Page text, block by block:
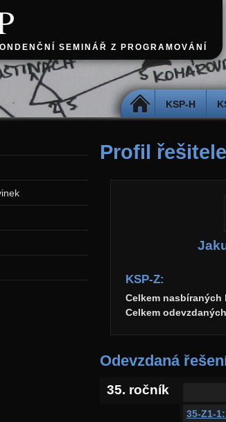
SEMINÁŘ Z PROGRAMOVÁNÍ
DOMŮ KSP-H
Profil řešitele
KSP-Z:
Celkem nasbíraných
Celkem
Odevzdaná
35. ročník
35-Z1-